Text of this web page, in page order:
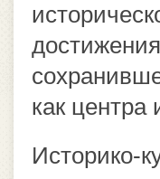
как
Историко-